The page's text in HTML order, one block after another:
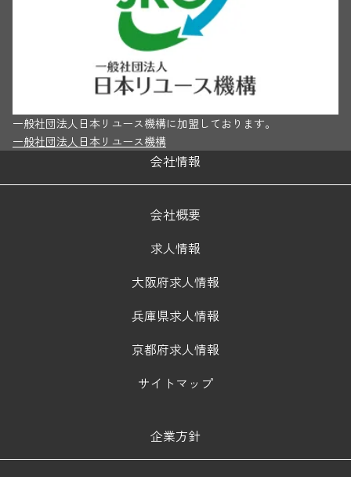
一般社団法人日本リユース機構に加盟しております。
一般社団法人日本リユース機構
会社情報
会社概要
求人情報
大阪府求人情報
兵庫県求人情報
京都府求人情報
サイトマップ
企業方針